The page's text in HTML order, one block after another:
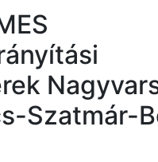
Szatmár-